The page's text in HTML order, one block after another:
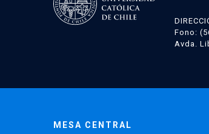
Fono:
Avda.
MESA CENTRAL